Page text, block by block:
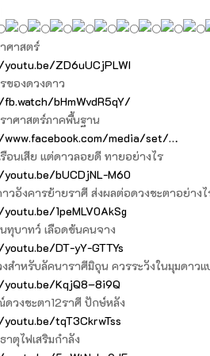
ศาสตร์
ZD6uUCjPLWI
ของดวงดาว
bHmWvdR5qY/
าศาสตร์ภาคพื้นฐาน
media/set/…
รือนเสีย แต่ดาวลอยดี ทายอย่างไร
bUCDjNL-M60
วอังคารย้ายราศี ส่งผลต่อดวงชะตาอย่างไ
1peMLV0AkSg
ทุบาทว์ เลือดข้นคนจาง
DT-yY-GTTYs
สำหรับลัคนาราศีมิถุน ควรระวังในมุมดาว
KqjQ8–8i9Q
วงชะตา12ราศี ปักษ์หลัง
tqT3CkrwTss
าตุไฟเสริมกำลัง